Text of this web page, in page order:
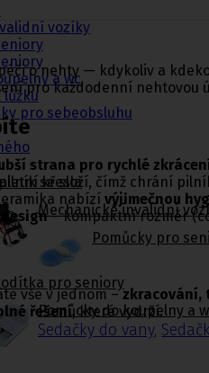
vozíky
a wc
lůžku
pro sebeobsluhu
křesla
Mechanické invalidní
Pomůcky pro
pro seniory
Pomůcky do koupelny a
Sedačky do vany,
o nehty — kdykoliv a
pro každodenní nehtovou
strana pro rychlé
se složí, čímž chrání
nabízívýjimečnou
– kompaktní rozměr
vše v jednom –zkracování,
řešení, které vydrží.